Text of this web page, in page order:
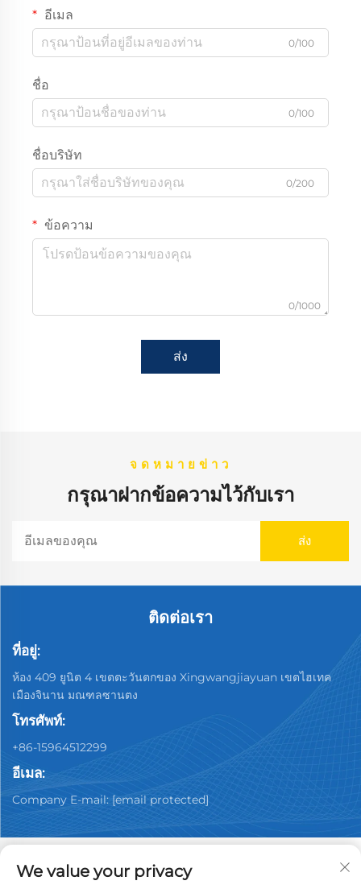
อีเมล
0/100
ชื่อ
0/100
ชื่อบริษัท
0/200
ข้อความ
0/1000
ส่ง
จดหมายข่าว
กรุณาฝากข้อความไว้กับเรา
ติดต่อเรา
ที่อยู่:
ห้อง 409 ยูนิต 4 เขตตะวันตกของ Xingwangjiayuan เขตไฮเทค
เมืองจินาน มณฑลซานตง
โทรศัพท์:
+86-15964512299
อีเมล:
Company E-mail: [email protected]
We value your privacy